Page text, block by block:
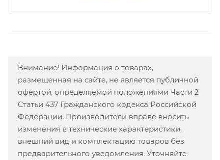
Внимание! Информация о товарах,
размещенная на сайте, не является публичной
офертой, определяемой положениями Части 2
Статьи 437 Гражданского кодекса Российской
Федерации. Производители вправе вносить
изменения в технические характеристики,
внешний вид и комплектацию товаров без
предварительного уведомления. Уточняйте